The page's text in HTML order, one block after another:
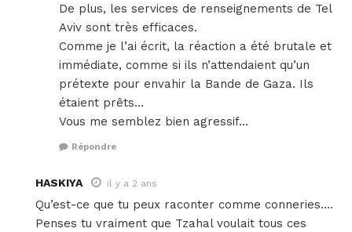
De plus, les services de renseignements de Tel
Aviv sont très efficaces.
Comme je l’ai écrit, la réaction a été brutale et
immédiate, comme si ils n’attendaient qu’un
prétexte pour envahir la Bande de Gaza. Ils
étaient prêts…
Vous me semblez bien agressif…
Répondre
HASKIYA il y a 2 ans
Qu’est-ce que tu peux raconter comme conneries….
Penses tu vraiment que Tzahal voulait tous ces